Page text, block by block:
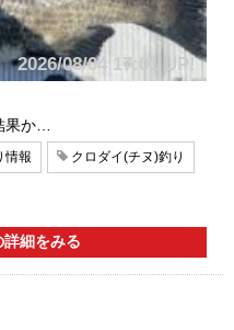
2026/08/04 17:01 UP!
果か…
情報 クロダイ(チヌ)釣り
詳細をみる